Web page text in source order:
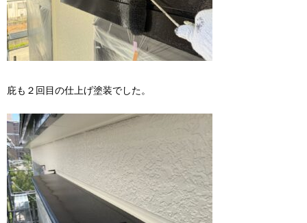
庇も２回目の仕上げ塗装でした。